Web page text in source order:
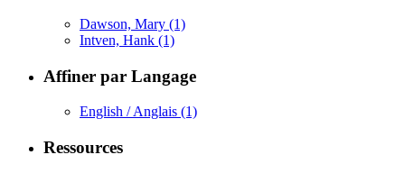
Dawson, Mary (1)
Intven, Hank (1)
Affiner par Langage
English / Anglais (1)
Ressources